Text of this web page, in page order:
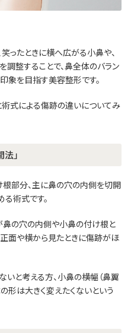
ったときに横へ広がる小鼻や、
調整することで、鼻全体のバラン
象を目指す美容整形です。
式による傷跡の違いについてみ
」
部分、主に鼻の穴の内側を切開
術式です。
の穴の内側や小鼻の付け根と
正面や横から見たときに傷跡がほ
と考える方、小鼻の横幅（鼻翼
形は大きく変えたくないという